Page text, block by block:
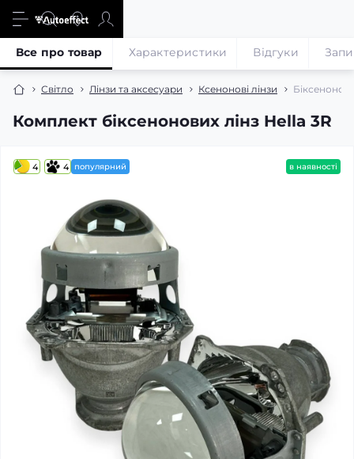
Світло Лінзи та аксесуари Ксенонові лінзи
Комплект біксенонових лінз Hella 3R
Все про товар Характеристики Відгуки
4 4 популярний в наявності